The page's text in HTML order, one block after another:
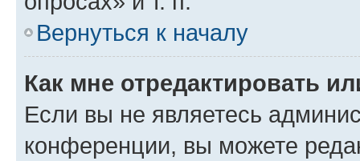
Вернуться к началу
Как мне отредактировать
Если вы не являетесь
конференции, вы можете